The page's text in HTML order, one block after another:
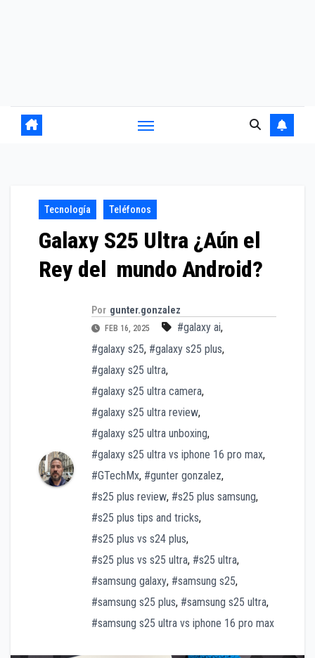
Tecnología Teléfonos
Galaxy S25 Ultra ¿Aún el
Rey del mundo Android?
Por gunter.gonzalez
FEB 16, 2025 #galaxy ai,
#galaxy s25, #galaxy s25 plus,
#galaxy s25 ultra,
#galaxy s25 ultra camera,
#galaxy s25 ultra review,
#galaxy s25 ultra unboxing,
#galaxy s25 ultra vs iphone 16 pro max,
#GTechMx, #gunter gonzalez,
#s25 plus review, #s25 plus samsung,
#s25 plus tips and tricks,
#s25 plus vs s24 plus,
#s25 plus vs s25 ultra, #s25 ultra,
#samsung galaxy, #samsung s25,
#samsung s25 plus, #samsung s25 ultra,
#samsung s25 ultra vs iphone 16 pro max